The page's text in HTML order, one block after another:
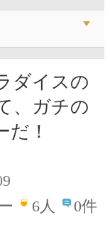
ダイスの
、ガチの
だ！
6人 0件